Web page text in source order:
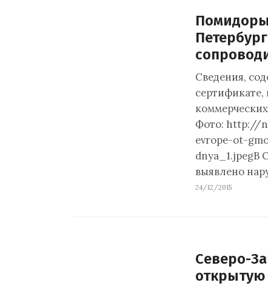
Сведения,
Фото: http://
evrope-ot-
dnya_1.jpegВ
выявлено
24/12/2015
Северо-
открытую